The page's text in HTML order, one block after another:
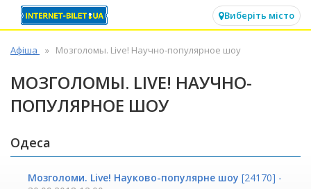
Виберіть місто
Афіша Мозголомы. Live! Научно-популярное шоу
МОЗГОЛОМЫ. LIVE! НАУЧНО-
ПОПУЛЯРНОЕ ШОУ
Одеса
Мозголоми. Live! Науково-популярне шоу [24170] -